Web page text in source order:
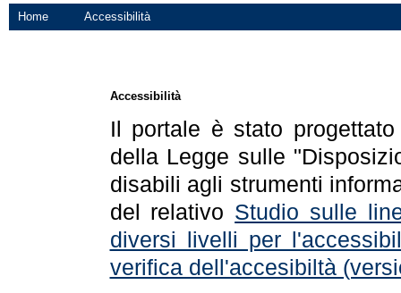
Home Accessibilità
Accessibilità
Il portale è stato
della Legge sulle
disabili agli strumenti
del relativo Studio sulle
diversi livelli per
verifica dell'accesibiltà